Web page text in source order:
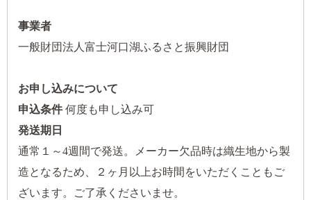
事業者
一般財団法人富士河口湖ふるさと振興財団
お申し込みについて
申込条件何度も申し込み可
発送期日
通常１～4週間で発送。メーカー欠品時は織生地から製
造となるため、２ヶ月以上お時間をいただくこともご
ざいます。ご了承くださいませ。